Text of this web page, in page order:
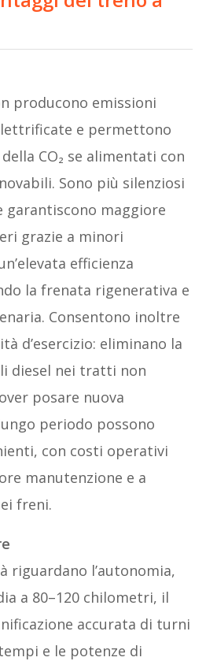
producono emissioni
e permettono
CO₂ se alimentati con
Sono più silenziosi
garantiscono maggiore
grazie a minori
efficienza
la frenata rigenerativa e
Consentono inoltre
d’esercizio: eliminano la
diesel nei tratti non
posare nuova
periodo possono
con costi operativi
manutenzione e a
freni.
riguardano l’autonomia,
a 80–120 chilometri, il
accurata di turni
e le potenze di